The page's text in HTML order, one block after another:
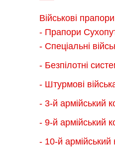
Військові прапори
- Прапори
- Спеціальні
- Безпілотні
- Штурмові
- 3-й армійський
- 9-й армійський
- 10-й